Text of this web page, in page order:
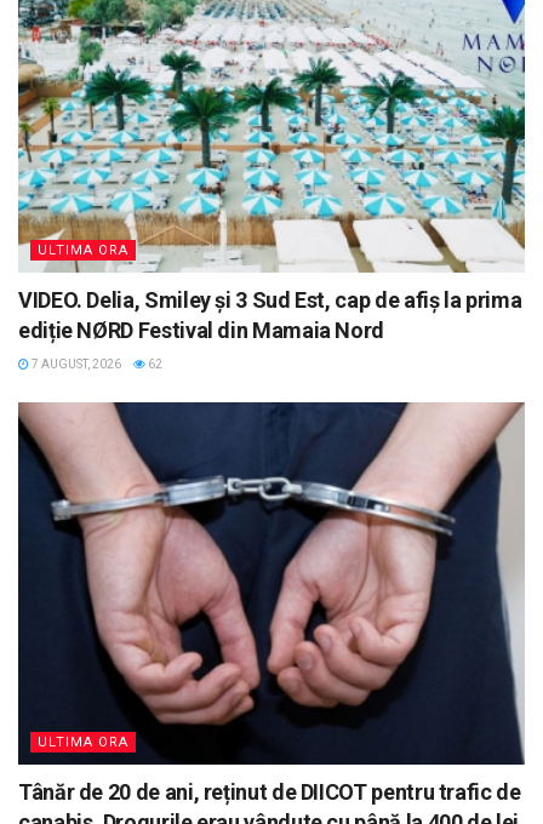
ULTIMA ORA
VIDEO. Delia, Smiley și 3 Sud Est, cap de afiș la prima
ediție NØRD Festival din Mamaia Nord
7 AUGUST, 2026 62
ULTIMA ORA
Tânăr de 20 de ani, reținut de DIICOT pentru trafic de